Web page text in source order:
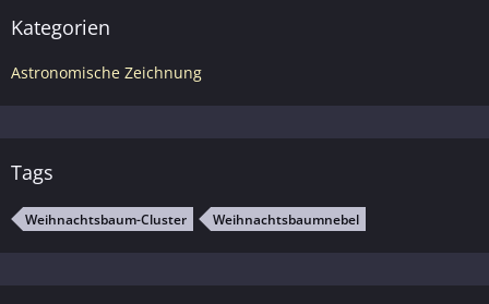
Kategorien
Astronomische Zeichnung
Tags
Weihnachtsbaum-Cluster Weihnachtsbaumnebel